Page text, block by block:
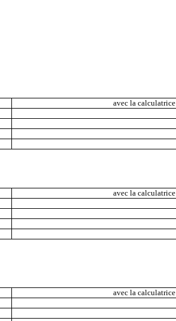
avec la calculatrice
avec la calculatrice
avec la calculatrice